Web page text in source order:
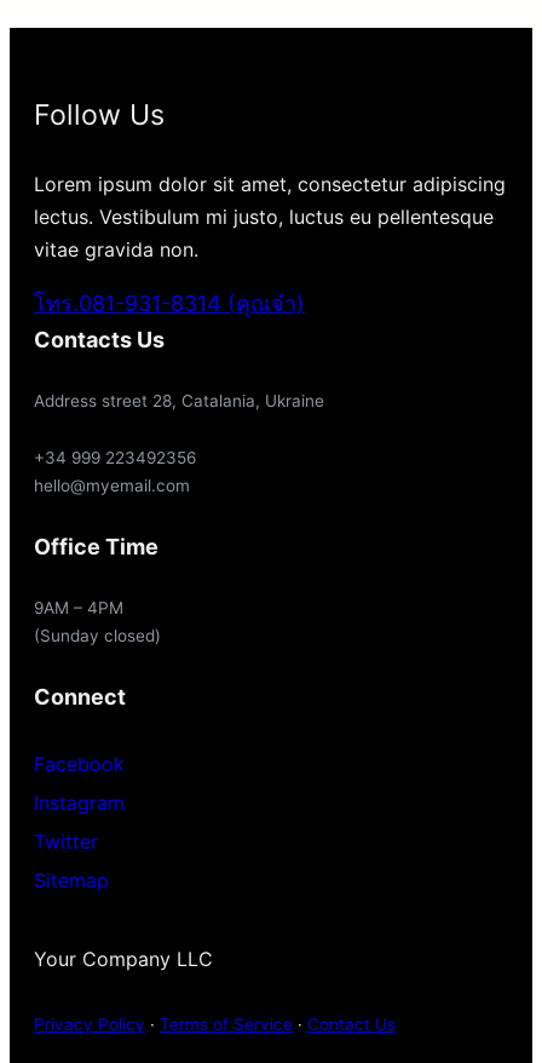
Follow Us
Lorem ipsum dolor sit amet, consectetur adipiscing
lectus. Vestibulum mi justo, luctus eu pellentesque
vitae gravida non.
โทร.081-931-8314 (คุณจ๋า)
Contacts Us
Address street 28, Catalania, Ukraine
+34 999 223492356
hello@myemail.com
Office Time
9AM – 4PM
(Sunday closed)
Connect
Facebook
Instagram
Twitter
Sitemap
Your Company LLC
Privacy Policy · Terms of Service · Contact Us